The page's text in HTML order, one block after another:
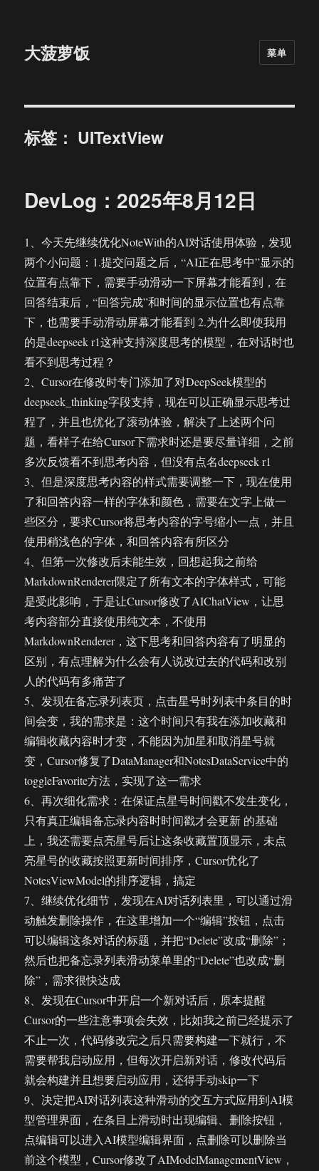
大菠萝饭 菜单
标签： UITextView
DevLog：2025年8月12日
1、今天先继续优化NoteWith的AI对话使用体验，发现
两个小问题：1.提交问题之后，“AI正在思考中”显示的
位置有点靠下，需要手动滑动一下屏幕才能看到，在
回答结束后，“回答完成”和时间的显示位置也有点靠
下，也需要手动滑动屏幕才能看到 2.为什么即使我用
的是deepseek r1这种支持深度思考的模型，在对话时也
看不到思考过程？
2、Cursor在修改时专门添加了对DeepSeek模型的
deepseek_thinking字段支持，现在可以正确显示思考过
程了，并且也优化了滚动体验，解决了上述两个问
题，看样子在给Cursor下需求时还是要尽量详细，之前
多次反馈看不到思考内容，但没有点名deepseek r1
3、但是深度思考内容的样式需要调整一下，现在使用
了和回答内容一样的字体和颜色，需要在文字上做一
些区分，要求Cursor将思考内容的字号缩小一点，并且
使用稍浅色的字体，和回答内容有所区分
4、但第一次修改后未能生效，回想起我之前给
MarkdownRenderer限定了所有文本的字体样式，可能
是受此影响，于是让Cursor修改了AIChatView，让思
考内容部分直接使用纯文本，不使用
MarkdownRenderer，这下思考和回答内容有了明显的
区别，有点理解为什么会有人说改过去的代码和改别
人的代码有多痛苦了
5、发现在备忘录列表页，点击星号时列表中条目的时
间会变，我的需求是：这个时间只有我在添加收藏和
编辑收藏内容时才变，不能因为加星和取消星号就
变，Cursor修复了DataManager和NotesDataService中的
toggleFavorite方法，实现了这一需求
6、再次细化需求：在保证点星号时间戳不发生变化，
只有真正编辑备忘录内容时时间戳才会更新 的基础
上，我还需要点亮星号后让这条收藏置顶显示，未点
亮星号的收藏按照更新时间排序，Cursor优化了
NotesViewModel的排序逻辑，搞定
7、继续优化细节，发现在AI对话列表里，可以通过滑
动触发删除操作，在这里增加一个“编辑”按钮，点击
可以编辑这条对话的标题，并把“Delete”改成“删除”；
然后也把备忘录列表滑动菜单里的“Delete”也改成“删
除”，需求很快达成
8、发现在Cursor中开启一个新对话后，原本提醒
Cursor的一些注意事项会失效，比如我之前已经提示了
不止一次，代码修改完之后只需要构建一下就行，不
需要帮我启动应用，但每次开启新对话，修改代码后
就会构建并且想要启动应用，还得手动skip一下
9、决定把AI对话列表这种滑动的交互方式应用到AI模
型管理界面，在条目上滑动时出现编辑、删除按钮，
点编辑可以进入AI模型编辑界面，点删除可以删除当
前这个模型，Cursor修改了AIModelManagementView，